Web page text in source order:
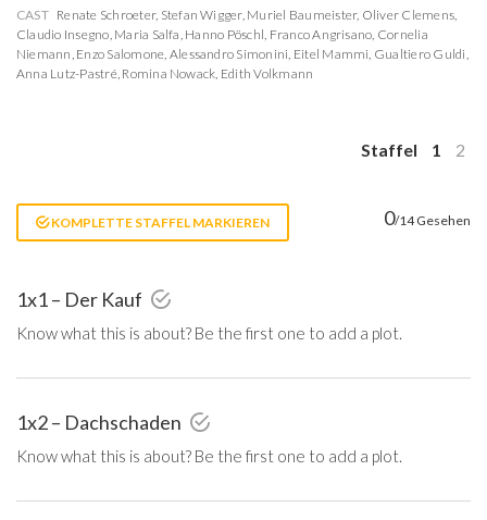
CAST Renate Schroeter, Stefan Wigger, Muriel Baumeister, Oliver Clemens,
Claudio Insegno, Maria Salfa, Hanno Pöschl, Franco Angrisano, Cornelia
Niemann, Enzo Salomone, Alessandro Simonini, Eitel Mammi, Gualtiero Guldi,
Anna Lutz-Pastré, Romina Nowack, Edith Volkmann
Staffel 1 2
KOMPLETTE STAFFEL MARKIEREN 0/14 Gesehen
1x1 – Der Kauf
Know what this is about? Be the first one to add a plot.
1x2 – Dachschaden
Know what this is about? Be the first one to add a plot.